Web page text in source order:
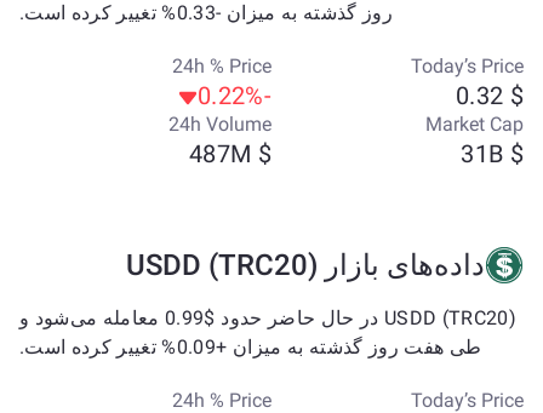
روز گذشته به میزان -0.33% تغییر کرده است.
Today’s Price
$ 0.32
24h % Price
-0.22%
Market Cap
$ 31B
24h Volume
$ 487M
داده‌های بازار USDD (TRC20)
USDD (TRC20) در حال حاضر حدود $0.99 معامله می‌شود و
طی هفت روز گذشته به میزان +0.09% تغییر کرده است.
Today’s Price
24h % Price